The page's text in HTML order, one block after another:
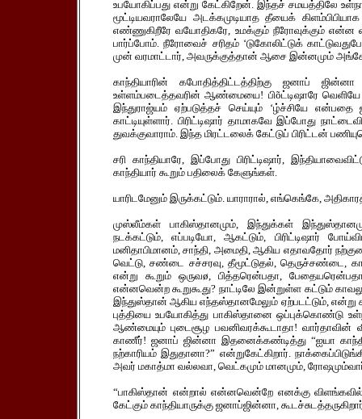
உபயோகிப்பது என்று கேட்கிறேன். இந்தச் சமயத்திலே
மூட்டியவராலேயே அடக்கமுடியாத தீயைக்
எண்ணுகிறீரே வயோதிகரே, உமக்கும் நீரோவுக்கும் என்ன
பார்ப்போம். நீரோவைச் சரிதம் ‘டுகோலிட்டுக்
முன் வரமாட்டார், அவருக்குத்தான் ஆசை இன்னமும் அங்கே
காந்தியாரின் கபோதித்திட்டத்திற்கு ஜனாப்
உள்ளம்படைத்தவரின் ஆண்மையை! பிõட்டிஷாரே வெளியே
இந்துராஜ்யம் ஏற்படுத்தச் செய்யும் ‘ழ்ச்சியே
காட்டியுள்ளார். பிரிட்டிஷார் தாமாகவே இப்போது
துவக்குவாராம். இந்த மிரட்டலைக் கேட்டுப் பிரிட்டன்
சரி காந்தியாரே, இப்போது பிரிட்டிஷார்,
காந்தியார் கூறும் பதிலைக் கேளுங்கள்.
யாரிடமேனும் இருக்கட்டும். யாராரால், எங்கெங்கே,
முஸ்லீம்கள் பாகிஸ்தானமும், இந்துக்கள்
நடக்கட்டும், எப்படியோ, ஆகட்டும், பிரிட்டிஷார்
மனிதாபிமானம், சாந்தி, அமைதி, ஆகிய எதாவதோர்
வெட்டு, சண்டை சச்சரவு, தீமூட்டுதல், தெருச்சண்டை,
என்று கூறும் ஒருவø, பித்தரென்பதா,
என்னவென்ற கூறுகூது? நாட்டிலே இன்றுள்ள கட்டும்
இந்துஸ்தான் ஆகிய எந்தஸ்தானமேலும் ஏற்படட்டும், என்று
புத்தியை உபயோகித்து பாகிஸ்தானை ஒப்புக்கொண்டு
ஆண்மையும் புடைசூழ பவனிவரக்கூடாதா! வார்தாவின்
காணீர்! ஜனாப் ஜின்னா இதனைக்கண்டித்து “ஐயா
நற்காரியம் இதுதானா?” என்றுகேட்கிறார்.
அவர் மகாத்மா வல்லவா, வெட்கமும் மானமும்,
“பாகிஸ்தான் என்றால் என்னவென்றே எனக்கு
கேட்கும் காந்தியாருக்கு ஜனாப்ஜின்னா,